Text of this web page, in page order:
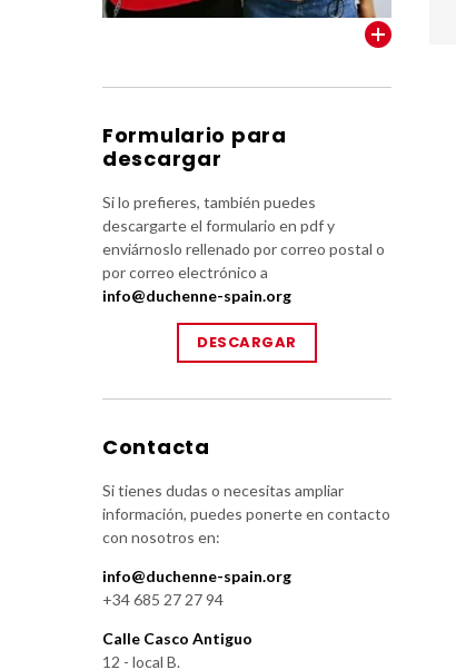
Formulario para
descargar
Si lo prefieres, también puedes
descargarte el formulario en pdf y
enviárnoslo rellenado por correo postal o
por correo electrónico a
info@duchenne-spain.org
DESCARGAR
Contacta
Si tienes dudas o necesitas ampliar
información, puedes ponerte en contacto
con nosotros en:
info@duchenne-spain.org
+34 685 27 27 94
Calle Casco Antiguo
12 - local B.